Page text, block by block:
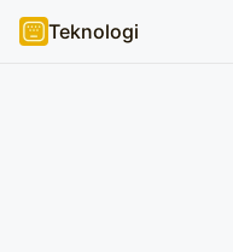
Teknologi